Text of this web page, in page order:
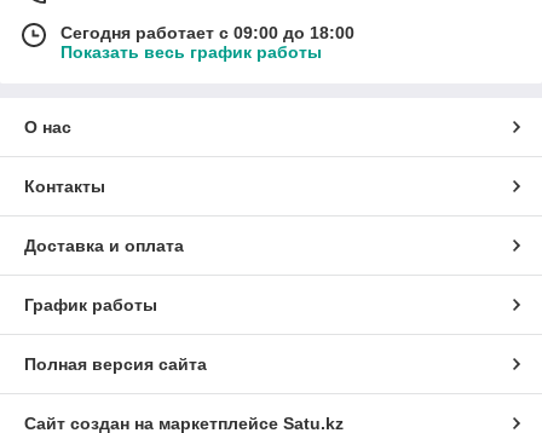
Сегодня работает с 09:00 до 18:00
Показать весь график работы
О нас
Контакты
Доставка и оплата
График работы
Полная версия сайта
Сайт создан на маркетплейсе Satu.kz